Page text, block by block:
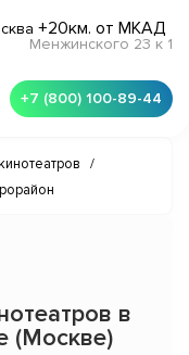
+20км. от МКАД
Менжинского 23 к 1
+7 (800) 100-89-44
/
в
(Москве)